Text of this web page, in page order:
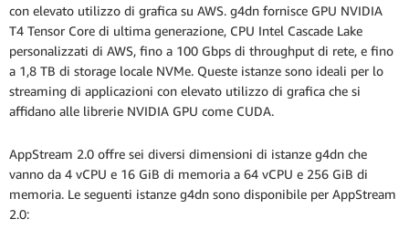
con elevato utilizzo di grafica su AWS. g4dn fornisce GPU NVIDIA
T4 Tensor Core di ultima generazione, CPU Intel Cascade Lake
personalizzati di AWS, fino a 100 Gbps di throughput di rete, e fino
a 1,8 TB di storage locale NVMe. Queste istanze sono ideali per lo
streaming di applicazioni con elevato utilizzo di grafica che si
affidano alle librerie NVIDIA GPU come CUDA.
AppStream 2.0 offre sei diversi dimensioni di istanze g4dn che
vanno da 4 vCPU e 16 GiB di memoria a 64 vCPU e 256 GiB di
memoria. Le seguenti istanze g4dn sono disponibile per AppStream
2.0: